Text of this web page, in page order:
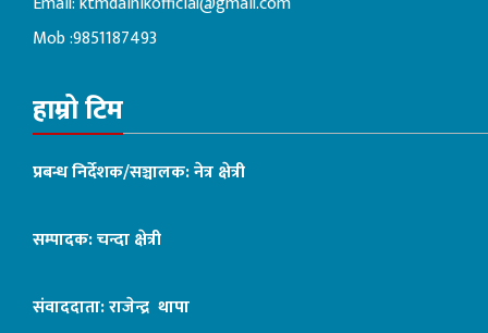
Mob :9851187493
हाम्रो टिम
प्रबन्ध निर्देशक/सञ्चालक: नेत्र क्षेत्री
सम्पादक: चन्दा क्षेत्री
संवाददाता: राजेन्द्र थापा